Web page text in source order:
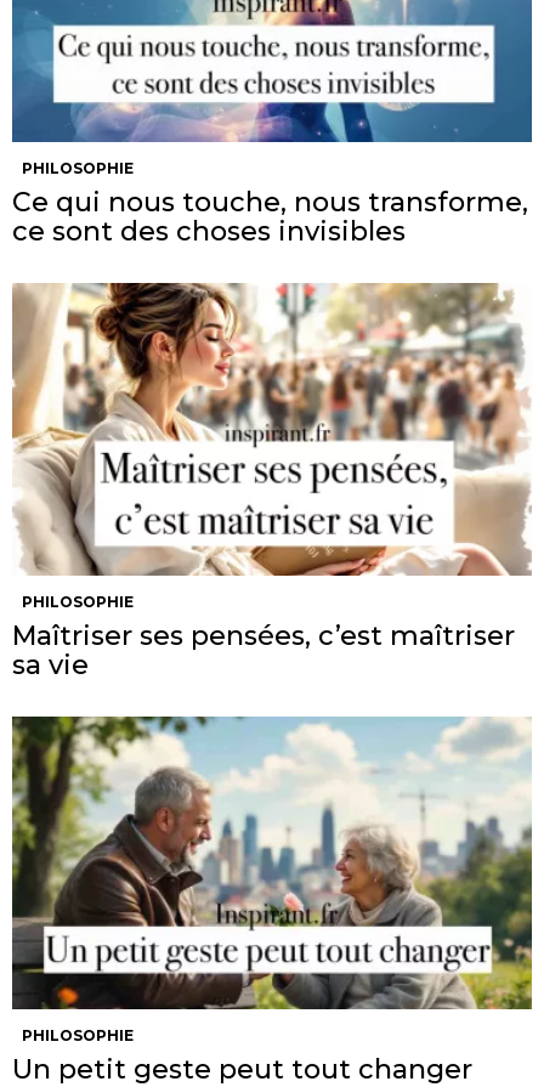
PHILOSOPHIE
Ce qui nous touche, nous transforme,
ce sont des choses invisibles
PHILOSOPHIE
Maîtriser ses pensées, c’est maîtriser
sa vie
PHILOSOPHIE
Un petit geste peut tout changer